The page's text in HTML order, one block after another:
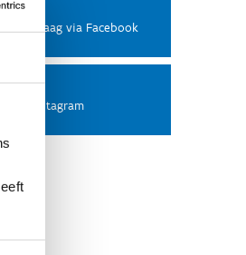
een vraag via Facebook
op Instagram